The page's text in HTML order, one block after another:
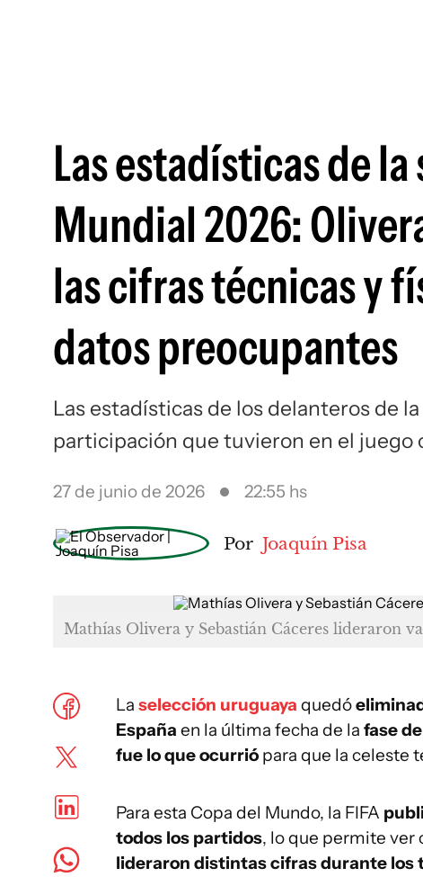
Las estadísticas de
Mundial 2026:
las cifras técnicas y
datos preocupantes
Las estadísticas de los delanteros de
participación que tuvieron en el juego
27 de junio de 2026 22:55 hs
Por Joaquín Pisa
Mathías Olivera y Sebastián Cáceres lideraron
La selección uruguaya quedó
España en la última fecha de la fase
fue lo que ocurrió para que la celeste
Para esta Copa del Mundo, la FIFA
todos los partidos, lo que permite ver
lideraron distintas cifras durante los